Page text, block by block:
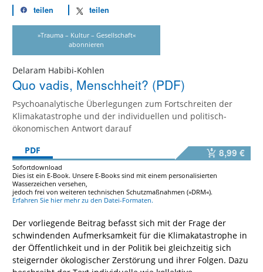
teilen teilen
»Trauma – Kultur – Gesellschaft«
abonnieren
Delaram Habibi-Kohlen
Quo vadis, Menschheit? (PDF)
Psychoanalytische Überlegungen zum Fortschreiten der
Klimakatastrophe und der individuellen und politisch-
ökonomischen Antwort darauf
PDF
8,99 €
Sofortdownload
Dies ist ein E-Book. Unsere E-Books sind mit einem personalisierten
Wasserzeichen versehen,
jedoch frei von weiteren technischen Schutzmaßnahmen (»DRM«).
Erfahren Sie hier mehr zu den Datei-Formaten.
Der vorliegende Beitrag befasst sich mit der Frage der
schwindenden Aufmerksamkeit für die Klimakatastrophe in
der Öffentlichkeit und in der Politik bei gleichzeitig sich
steigernder ökologischer Zerstörung und ihrer Folgen. Dazu